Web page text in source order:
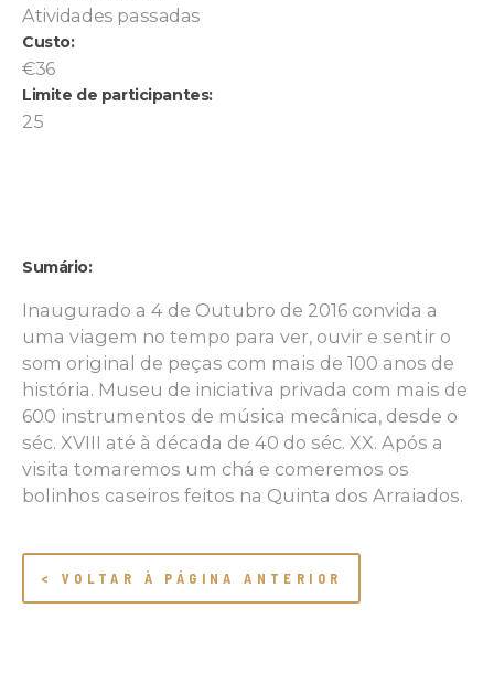
Atividades passadas
Custo:
€36
Limite de participantes:
25
Sumário:
Inaugurado a 4 de Outubro de 2016 convida a
uma viagem no tempo para ver, ouvir e sentir o
som original de peças com mais de 100 anos de
história. Museu de iniciativa privada com mais de
600 instrumentos de música mecânica, desde o
séc. XVIII até à década de 40 do séc. XX. Após a
visita tomaremos um chá e comeremos os
bolinhos caseiros feitos na Quinta dos Arraiados.
< VOLTAR À PÁGINA ANTERIOR